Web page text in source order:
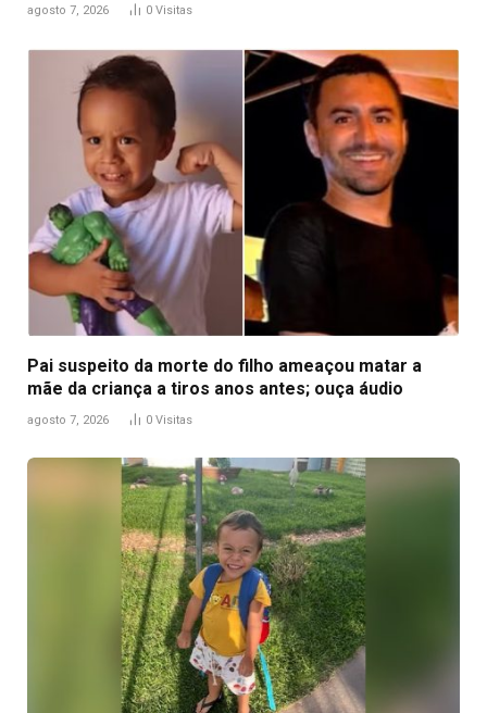
agosto 7, 2026 0 Visitas
Pai suspeito da morte do filho ameaçou matar a
mãe da criança a tiros anos antes; ouça áudio
agosto 7, 2026 0 Visitas